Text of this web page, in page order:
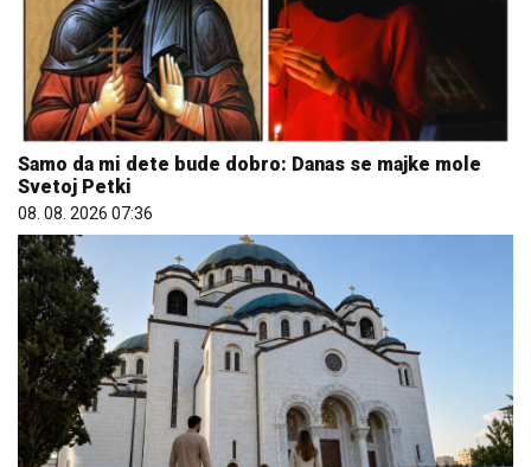
Samo da mi dete bude dobro: Danas se majke mole
Svetoj Petki
08. 08. 2026 07:36